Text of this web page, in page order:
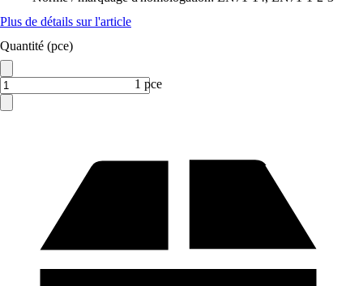
Plus de détails sur l'article
Quantité (pce)
1 pce